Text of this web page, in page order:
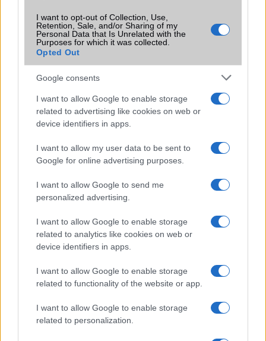
I want to opt-out of Collection, Use,
Retention, Sale, and/or Sharing of my
Personal Data that Is Unrelated with the
Purposes for which it was collected.
Opted Out
Google consents
I want to allow Google to enable storage
related to advertising like cookies on web or
device identifiers in apps.
I want to allow my user data to be sent to
Google for online advertising purposes.
I want to allow Google to send me
personalized advertising.
I want to allow Google to enable storage
related to analytics like cookies on web or
device identifiers in apps.
I want to allow Google to enable storage
related to functionality of the website or app.
I want to allow Google to enable storage
related to personalization.
2026.06.29| Phone Arena
A szeptemberi eseményen az iPhone 18 Pro modellek
mellett a régóta pletykált hajlítható iPhone Ultra is
bemutatkozhat, miközben az áremelésekről szóló
találgatások továbbra is beárnyékolják a rajtot.
Az Android rejtett automatizmusai: hat
funkció, amely észrevétlenül könnyíti
meg a mindennapokat
2026.06.14| Android Police
Sok felhasználó külön alkalmazásokra esküszik, pedig az
Android már évek óta olyan intelligens funkciókat kínál,
amelyek maguktól dolgoznak a háttérben.
Ez a rejtett Samsung funkció teljesen
sokan mégsem tudnak róla
2026.07.12| Android Central
Az Edge Panel az egyik leghasznosabb funkció, amely
miközben a Pixel telefonokból továbbra is hiányzik.